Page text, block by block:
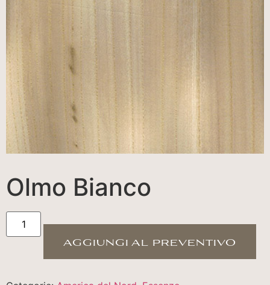
Olmo Bianco
aggiungi al preventivo